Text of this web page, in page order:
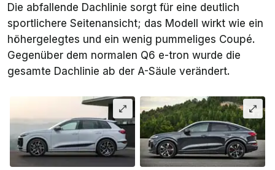
Die abfallende Dachlinie sorgt für eine deutlich
sportlichere Seitenansicht; das Modell wirkt wie ein
höhergelegtes und ein wenig pummeliges Coupé.
Gegenüber dem normalen Q6 e-tron wurde die
gesamte Dachlinie ab der A-Säule verändert.